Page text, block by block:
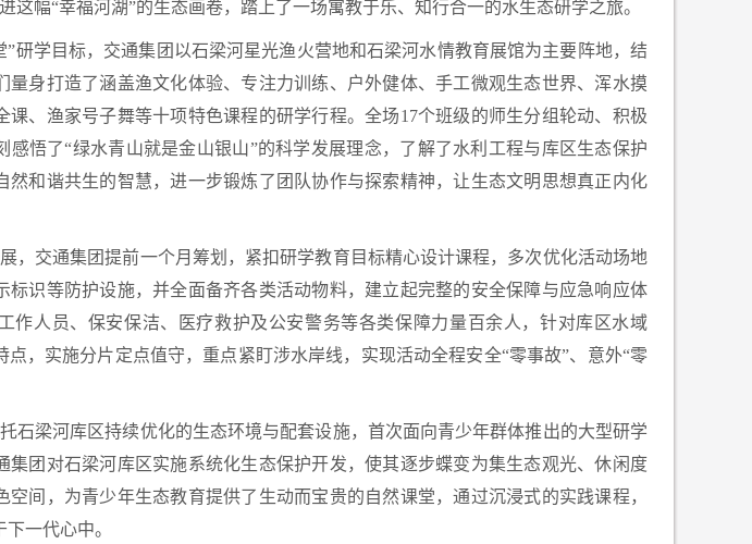
这幅“幸福河湖”的生态画卷，踏上了一场寓教于乐、知行合一的水生态研学之旅。
”研学目标，交通集团以石梁河星光渔火营地和石梁河水情教育展馆为主要阵地，结
量身打造了涵盖渔文化体验、专注力训练、户外健体、手工微观生态世界、浑水摸
课、渔家号子舞等十项特色课程的研学行程。全场17个班级的师生分组轮动、积极
感悟了“绿水青山就是金山银山”的科学发展理念，了解了水利工程与库区生态保护
然和谐共生的智慧，进一步锻炼了团队协作与探索精神，让生态文明思想真正内化
，交通集团提前一个月筹划，紧扣研学教育目标精心设计课程，多次优化活动场地
标识等防护设施，并全面备齐各类活动物料，建立起完整的安全保障与应急响应体
作人员、保安保洁、医疗救护及公安警务等各类保障力量百余人，针对库区水域
点，实施分片定点值守，重点紧盯涉水岸线，实现活动全程安全“零事故”、意外“零
石梁河库区持续优化的生态环境与配套设施，首次面向青少年群体推出的大型研学
集团对石梁河库区实施系统化生态保护开发，使其逐步蝶变为集生态观光、休闲度
空间，为青少年生态教育提供了生动而宝贵的自然课堂，通过沉浸式的实践课程，
一代心中。